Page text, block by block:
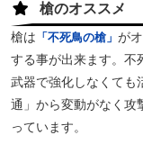
槍のオススメ
槍は 「不死鳥の槍」 が
する事が出来ます。不
武器で強化しなくても
通」から変動がなく攻
っています。